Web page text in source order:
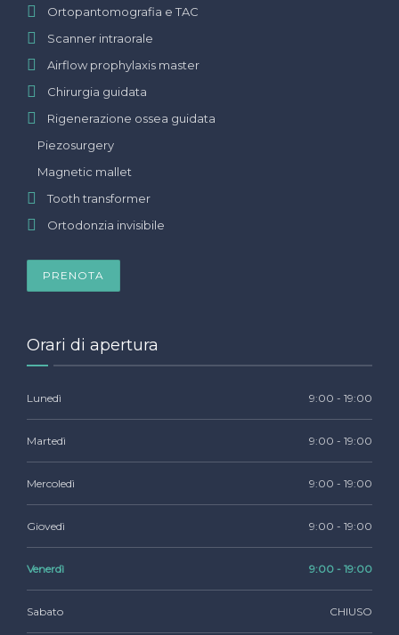
Ortopantomografia e TAC
Scanner intraorale
Airflow prophylaxis master
Chirurgia guidata
Rigenerazione ossea guidata
Piezosurgery
Magnetic mallet
Tooth transformer
Ortodonzia invisibile
PRENOTA
Orari di apertura
Lunedì 9:00 - 19:00
Martedì 9:00 - 19:00
Mercoledì 9:00 - 19:00
Giovedì 9:00 - 19:00
Venerdì 9:00 - 19:00
Sabato CHIUSO